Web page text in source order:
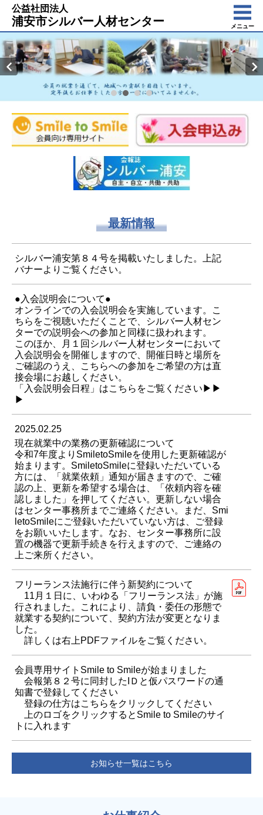
公益社団法人
浦安市シルバー人材センター メニュー
最新情報
シルバー浦安第８４号を掲載いたしました。上記
バナーよりご覧ください。
●入会説明会について●
オンラインでの入会説明会を実施しています。こ
ちらをご視聴いただくことで、シルバー人材セン
ターでの説明会への参加と同様に扱われます。
このほか、月１回シルバー人材センターにおいて
入会説明会を開催しますので、開催日時と場所を
ご確認のうえ、こちらへの参加をご希望の方は直
接会場にお越しください。
「入会説明会日程」はこちらをご覧ください▶▶
▶
2025.02.25
現在就業中の業務の更新確認について
令和7年度よりSmiletoSmileを使用した更新確認が
始まります。SmiletoSmileに登録いただいている
方には、「就業依頼」通知が届きますので、ご確
認の上、更新を希望する場合は、「依頼内容を確
認しました」を押してください。更新しない場合
はセンター事務所までご連絡ください。まだ、Smi
letoSmileにご登録いただいていない方は、ご登録
をお願いいたします。なお、センター事務所に設
置の機器で更新手続きを行えますので、ご連絡の
上ご来所ください。
フリーランス法施行に伴う新契約について
11月１日に、いわゆる「フリーランス法」が施
行されました。これにより、請負・委任の形態で
就業する契約について、契約方法が変更となりま
した。
詳しくは右上PDFファイルをご覧ください。
会員専用サイトSmile to Smileが始まりました
会報第８２号に同封したIＤと仮パスワードの通
知書で登録してください
登録の仕方はこちらをクリックしてください
上のロゴをクリックするとSmile to Smileのサイ
トに入れます
お知らせ一覧はこちら